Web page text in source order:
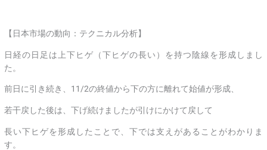
【日本市場の動向：テクニカル分析】
日経の日足は上下ヒゲ（下ヒゲの長い）を持つ陰線を形成しまし
た。
前日に引き続き、11/2の終値から下の方に離れて始値が形成、
若干戻した後は、下げ続けましたが引けにかけて戻して
長い下ヒゲを形成したことで、下では支えがあることがわかりま
す。